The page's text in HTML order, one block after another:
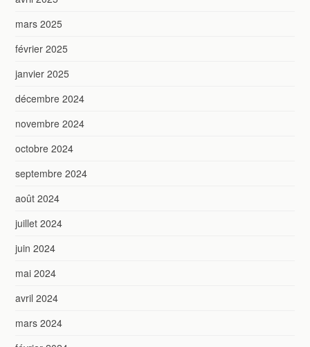
mars 2025
février 2025
janvier 2025
décembre 2024
novembre 2024
octobre 2024
septembre 2024
août 2024
juillet 2024
juin 2024
mai 2024
avril 2024
mars 2024